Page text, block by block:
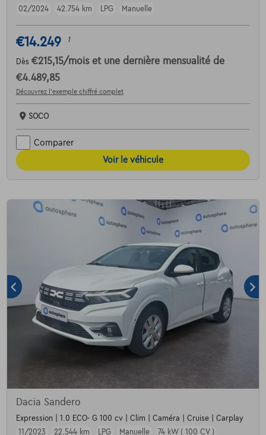
02/2024
42.754 km LPG Manuelle
€14.249 1
Dès €215,15/mois et une dernière mensualité de
€4.489,85
Découvrez l’exemple chiffré complet
SOCO
Comparer
Voir le véhicule
Dacia Sandero
Expression | 1.0 ECO- G 100 cv | Clim | Caméra | Cruise | Carplay
11/2023
22.544 km LPG Manuelle 74 kW ( 100 CV )